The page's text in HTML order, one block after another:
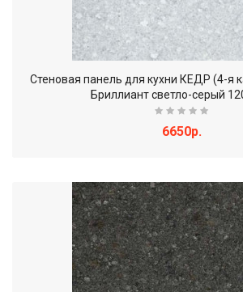
Стеновая панель для кухни КЕДР (4-я
Бриллиант светло-серый
6650р.